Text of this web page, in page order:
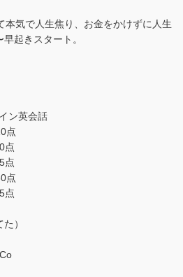
本気で人生焦り、お金をかけずに人生
起きスタート。
ン英会話
点
点
点
点
点
）